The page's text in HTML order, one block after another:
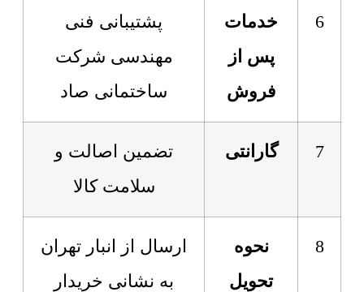
6
خدمات
پس از
فروش
پشتیبانی فنی
مهندسی شرکت
ساختمانی صاد
7 گارانتی
تضمین اصالت و
سلامت کالا
8
نحوه
تحویل
ارسال از انبار تهران
به نشانی خریدار